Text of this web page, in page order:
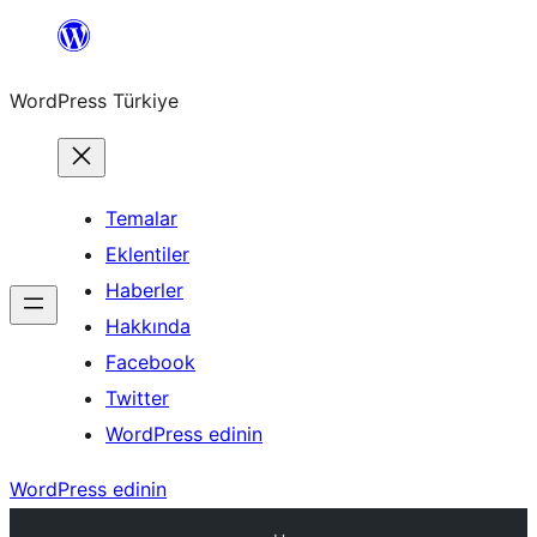
İçeriğe
WordPress Türkiye
Temalar
Eklentiler
Haberler
Hakkında
Facebook
Twitter
WordPress edinin
WordPress edinin